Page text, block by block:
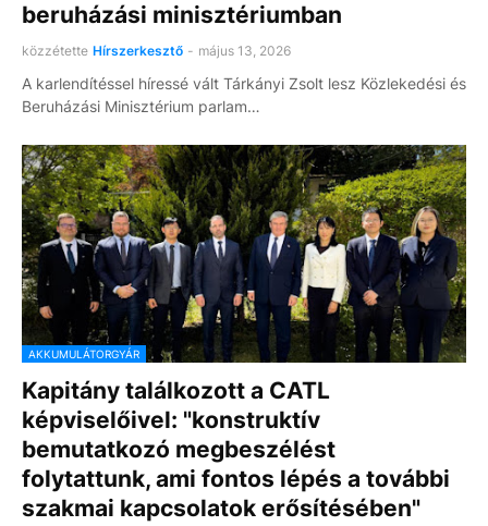
beruházási minisztériumban
közzétette Hírszerkesztő - május 13, 2026
A karlendítéssel híressé vált Tárkányi Zsolt lesz Közlekedési és
Beruházási Minisztérium parlam…
AKKUMULÁTORGYÁR
Kapitány találkozott a CATL
képviselőivel: "konstruktív
bemutatkozó megbeszélést
folytattunk, ami fontos lépés a további
szakmai kapcsolatok erősítésében"